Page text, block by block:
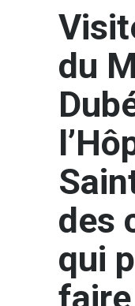
du
des
qui